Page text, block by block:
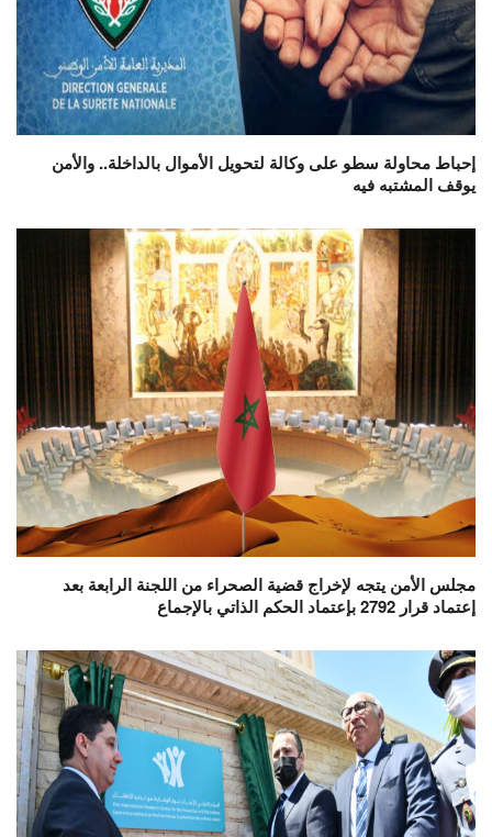
إحباط محاولة سطو على وكالة لتحويل الأموال بالداخلة.. والأمن
يوقف المشتبه فيه
مجلس الأمن يتجه لإخراج قضية الصحراء من اللجنة الرابعة بعد
إعتماد قرار 2792 بإعتماد الحكم الذاتي بالإجماع